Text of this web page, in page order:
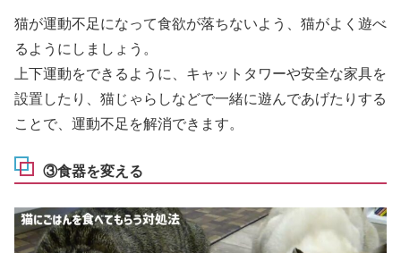
猫が運動不足になって食欲が落ちないよう、猫がよく遊べ
るようにしましょう。
上下運動をできるように、キャットタワーや安全な家具を
設置したり、猫じゃらしなどで一緒に遊んであげたりする
ことで、運動不足を解消できます。
③食器を変える